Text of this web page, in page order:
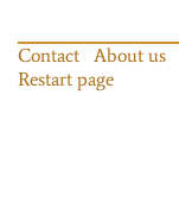
Contact About us
Restart page